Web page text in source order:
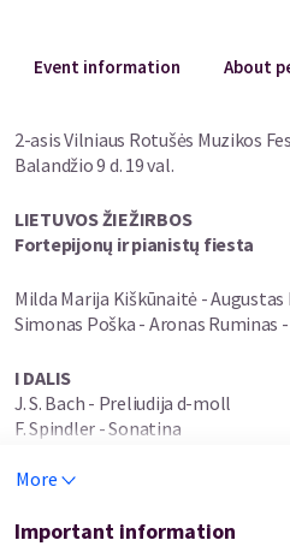
Event information About
2-asis Vilniaus Rotušės Muzikos
Balandžio 9 d. 19 val.
LIETUVOS ŽIEŽIRBOS
Fortepijonų ir pianistų fiesta
Milda Marija Kiškūnaitė - Augustas
Simonas Poška - Aronas Ruminas
I DALIS
J. S. Bach - Preliudija d-moll
F. Spindler - Sonatina
T. Schmidt-Kapfenburg - Trys pjesės
Atlieka: IVONA ŠULC
More
Important information